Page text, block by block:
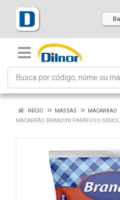
INÍCIO MASSAS
MACARRAO
MACARRÃO BRANDINI PARAFUSO